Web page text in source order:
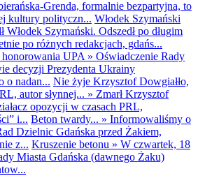
Grenda, formalnie bezpartyjna, to
kultury polityczn... Włodek Szymański
Włodek Szymański. Odszedł po długim
po różnych redakcjach, gdańs...
UPA » Oświadczenie Rady
decyzji Prezydenta Ukrainy
o nadan... Nie żyje Krzysztof Dowgiałło,
autor słynnej... » Zmarł Krzysztof
opozycji w czasach PRL,
i... Beton twardy... » Informowaliśmy o
Dzielnic Gdańska przed Żakiem,
z... Kruszenie betonu » W czwartek, 18
Miasta Gdańska (dawnego Żaku)